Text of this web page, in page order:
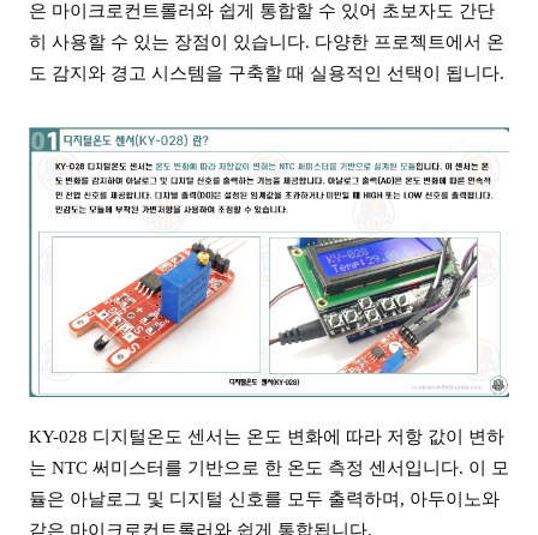
은 마이크로컨트롤러와 쉽게 통합할 수 있어 초보자도 간단
히 사용할 수 있는 장점이 있습니다. 다양한 프로젝트에서 온
도 감지와 경고 시스템을 구축할 때 실용적인 선택이 됩니다.
KY-028 디지털온도 센서는 온도 변화에 따라 저항 값이 변하
는 NTC 써미스터를 기반으로 한 온도 측정 센서입니다. 이 모
듈은 아날로그 및 디지털 신호를 모두 출력하며, 아두이노와
같은 마이크로컨트롤러와 쉽게 통합됩니다.